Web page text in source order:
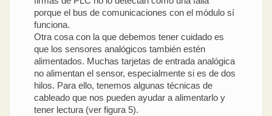
porque el bus de comunicaciones con el módulo sí
funciona.
Otra cosa con la que debemos tener cuidado es
que los sensores analógicos también estén
alimentados. Muchas tarjetas de entrada analógica
no alimentan el sensor, especialmente si es de dos
hilos. Para ello, tenemos algunas técnicas de
cableado que nos pueden ayudar a alimentarlo y
tener lectura (ver figura 5).